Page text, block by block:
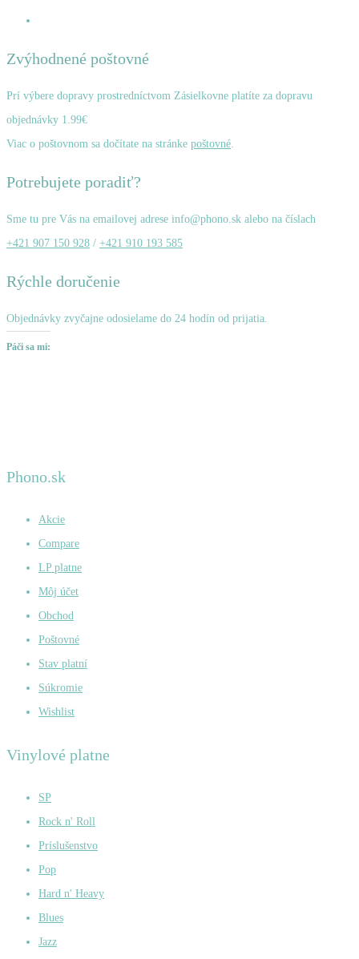
Zvýhodnené poštovné
Prí výbere dopravy prostredníctvom Zásielkovne platíte za dopravu
objednávky 1.99€
Viac o poštovnom sa dočítate na stránke poštovné
Potrebujete poradiť?
Sme tu pre Vás na emailovej adrese info@phono.sk alebo na číslach
+421 907 150 928 / +421 910 193 585
Rýchle doručenie
Objednávky zvyčajne odosielame do 24 hodín od prijatia.
Páči sa mi:
Phono.sk
Akcie
Compare
LP platne
Môj účet
Obchod
Poštovné
Stav platní
Súkromie
Wishlist
Vinylové platne
SP
Rock n' Roll
Príslušenstvo
Pop
Hard n' Heavy
Blues
Jazz